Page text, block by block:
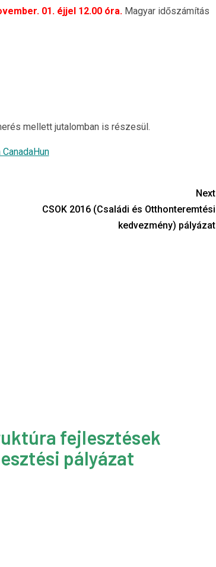
01. éjjel 12.00 óra.Magyar időszámítás
mellett jutalomban is részesül.
CanadaHun
Next
CSOK 2016 (Családi és Otthonteremtési
kedvezmény) pályázat
fejlesztések
pályázat